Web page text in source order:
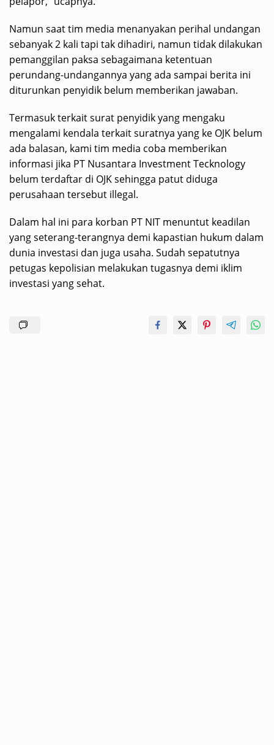
Namun saat tim media menanyakan perihal undangan
sebanyak 2 kali tapi tak dihadiri, namun tidak dilakukan
pemanggilan paksa sebagaimana ketentuan
perundang-undangannya yang ada sampai berita ini
diturunkan penyidik belum memberikan jawaban.
Termasuk terkait surat penyidik yang mengaku
mengalami kendala terkait suratnya yang ke OJK belum
ada balasan, kami tim media coba memberikan
informasi jika PT Nusantara Investment Tecknology
belum terdaftar di OJK sehingga patut diduga
perusahaan tersebut illegal.
Dalam hal ini para korban PT NIT menuntut keadilan
yang seterang-terangnya demi kapastian hukum dalam
dunia investasi dan juga usaha. Sudah sepatutnya
petugas kepolisian melakukan tugasnya demi iklim
investasi yang sehat.